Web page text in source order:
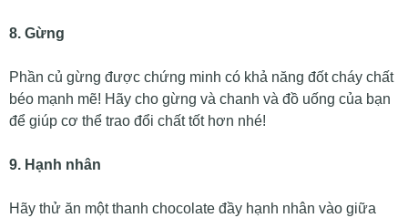
8. Gừng
Phần củ gừng được chứng minh có khả năng đốt cháy chất
béo mạnh mẽ! Hãy cho gừng và chanh và đồ uống của bạn
để giúp cơ thể trao đổi chất tốt hơn nhé!
9. Hạnh nhân
Hãy thử ăn một thanh chocolate đầy hạnh nhân vào giữa